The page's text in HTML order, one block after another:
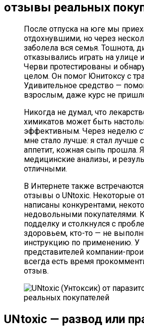
отзывы реальных
После отпуска на юге мы
отдохнувшими, но через
заболела вся семья. Тошнота,
отказывались играть на улице
Черви протестированы и
целом. Он помог Юнитоксу с
Удивительное средство —
взрослым, даже курс не
Никогда не думал, что
химикатов может быть
эффективным. Через неделю
мне стало лучше: я стал лучше
аппетит, кожная сыпь прошла.
медицинские анализы, и
отличными.
В Интернете также
отзывы о UNtoxic. Некоторые
написаны конкурентами,
недовольными покупателями.
подделку и столкнулся с
здоровьем, кто-то — не
инструкцию по применению. У
представителей компании-
всегда есть время
отзыв.
UNtoxic — развод или